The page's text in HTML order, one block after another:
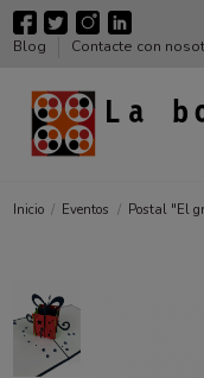
Blog Contacte con
Inicio Eventos Postal "El